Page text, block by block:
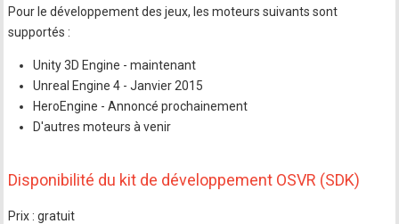
Pour le développement des jeux, les moteurs suivants sont
supportés :
Unity 3D Engine - maintenant
Unreal Engine 4 - Janvier 2015
HeroEngine - Annoncé prochainement
D'autres moteurs à venir
Disponibilité du kit de développement OSVR (SDK)
Prix : gratuit